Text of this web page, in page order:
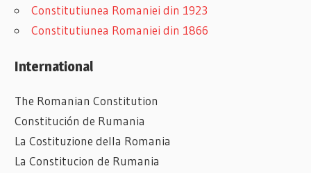
Constitutiunea Romaniei din 1923
Constitutiunea Romaniei din 1866
International
The Romanian Constitution
Constitución de Rumania
La Costituzione della Romania
La Constitucion de Rumania